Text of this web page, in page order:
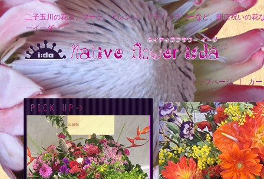
二子玉川の花屋、ブーケ、アレンジ、ドライフラワーなど、開店祝いの花
ーイーダ
トップページ｜ カ